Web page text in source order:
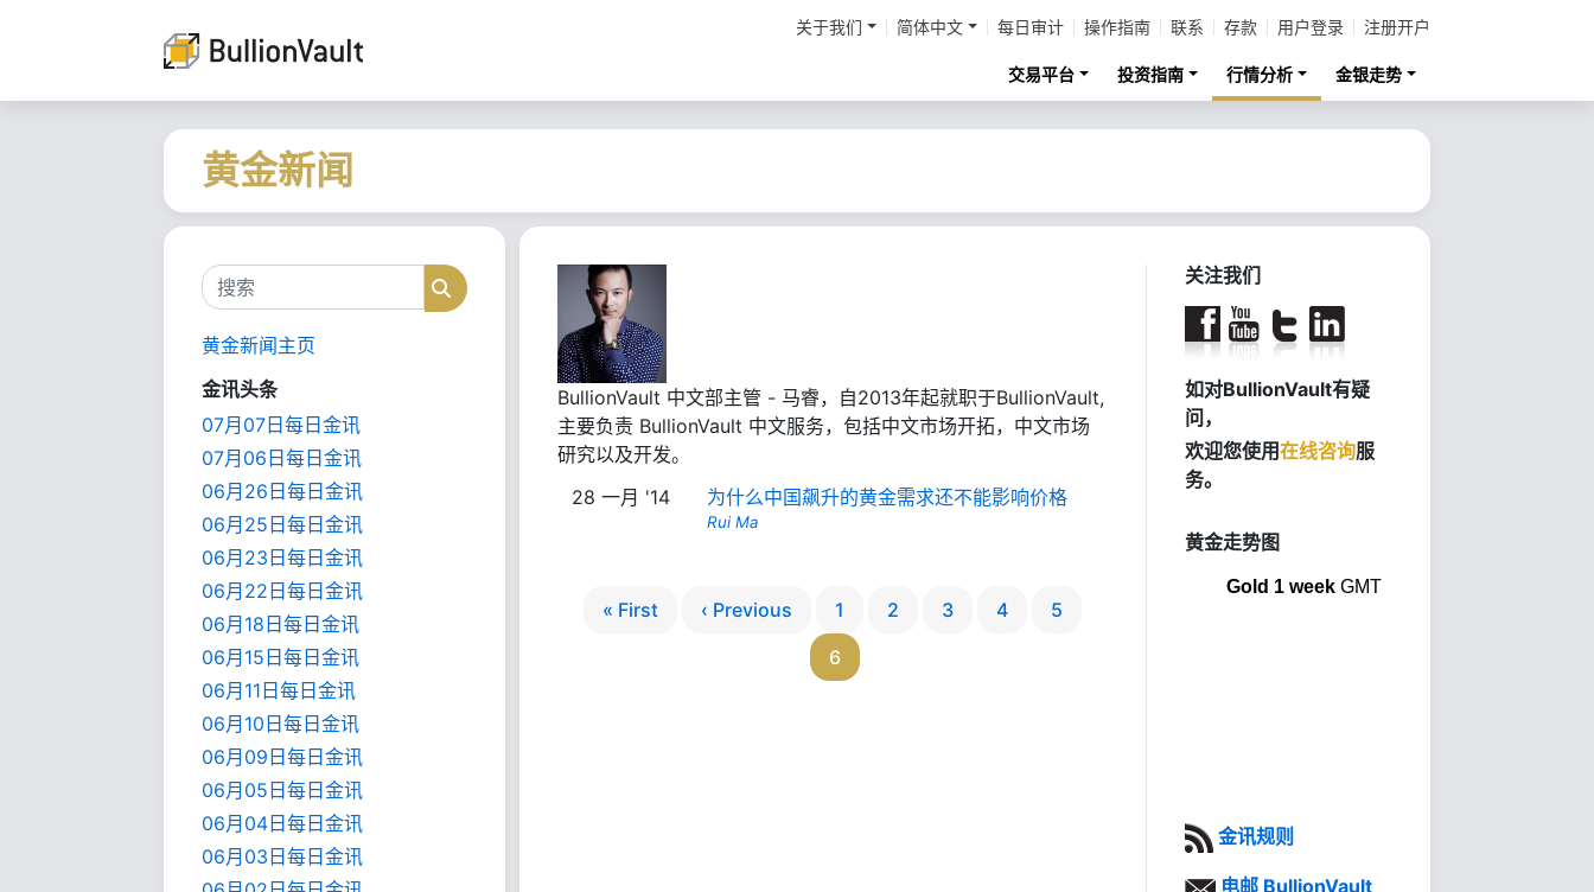
关于我们 简体中文 每日审计 操作指南 联系 存款 用户登录 注册开户
交易平台 投资指南 行情分析 金银走势
黄金新闻
搜索 搜索
黄金新闻主页
金讯头条
07月07日每日金讯
07月06日每日金讯
06月26日每日金讯
06月25日每日金讯
06月23日每日金讯
06月22日每日金讯
06月18日每日金讯
06月15日每日金讯
06月11日每日金讯
06月10日每日金讯
06月09日每日金讯
06月05日每日金讯
06月04日每日金讯
06月03日每日金讯
BullionVault 中文部主管 - 马睿，自2013年起就职于BullionVault,
主要负责 BullionVault 中文服务，包括中文市场开拓，中文市场
研究以及开发。
28 一月 '14
为什么中国飙升的黄金需求还不能影响价格
Rui Ma
« First ‹ Previous 1 2 3 4
5
6
关注我们
如对BullionVault有疑
问，
欢迎您使用在线咨询服
务。
黄金走势图
Gold 1 weekGMT
金讯规则
电邮 BullionVault